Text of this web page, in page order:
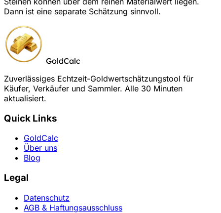
Dann ist eine separate Schätzung sinnvoll.
GoldCalc
Zuverlässiges Echtzeit-Goldwertschätzungstool für
Käufer, Verkäufer und Sammler. Alle 30 Minuten
aktualisiert.
Quick Links
GoldCalc
Über uns
Blog
Legal
Datenschutz
AGB & Haftungsausschluss